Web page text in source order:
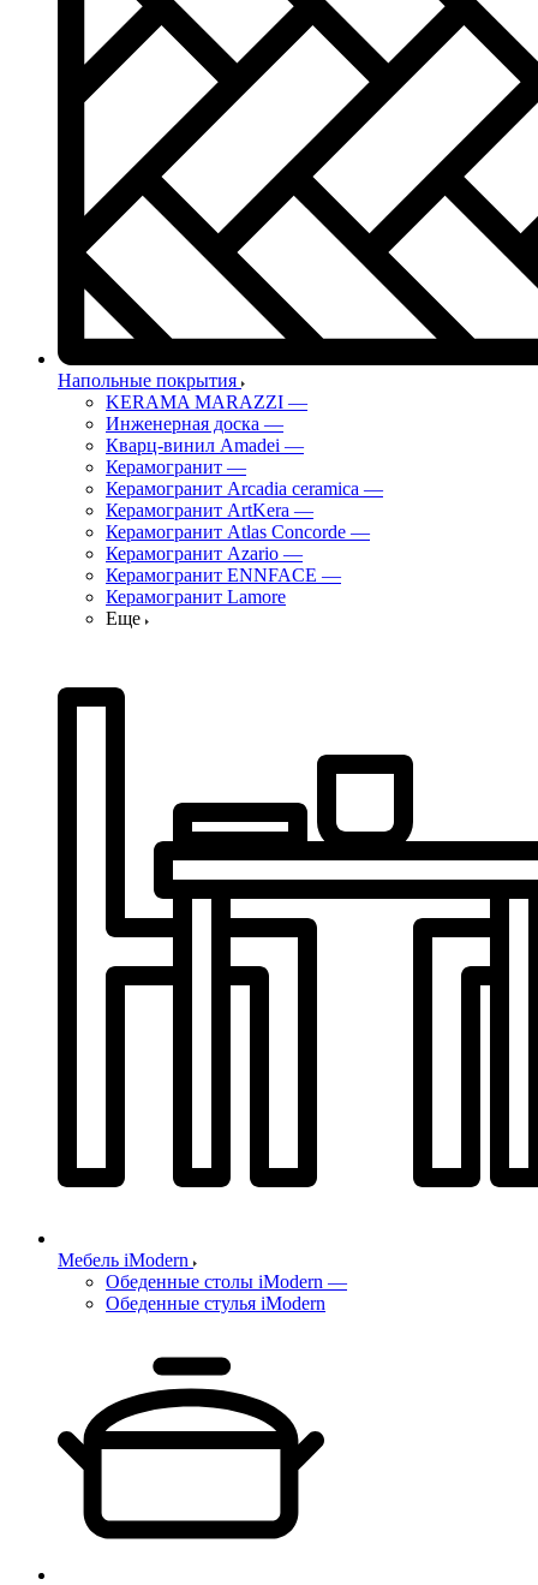
Напольные покрытия
KERAMA MARAZZI —
Инженерная доска —
Кварц-винил Amadei —
Керамогранит —
Керамогранит Arcadia ceramica —
Керамогранит ArtKera —
Керамогранит Atlas Concorde —
Керамогранит Azario —
Керамогранит ENNFACE —
Керамогранит Lamore
Еще
Мебель iModern
Обеденные столы iModern —
Обеденные стулья iModern